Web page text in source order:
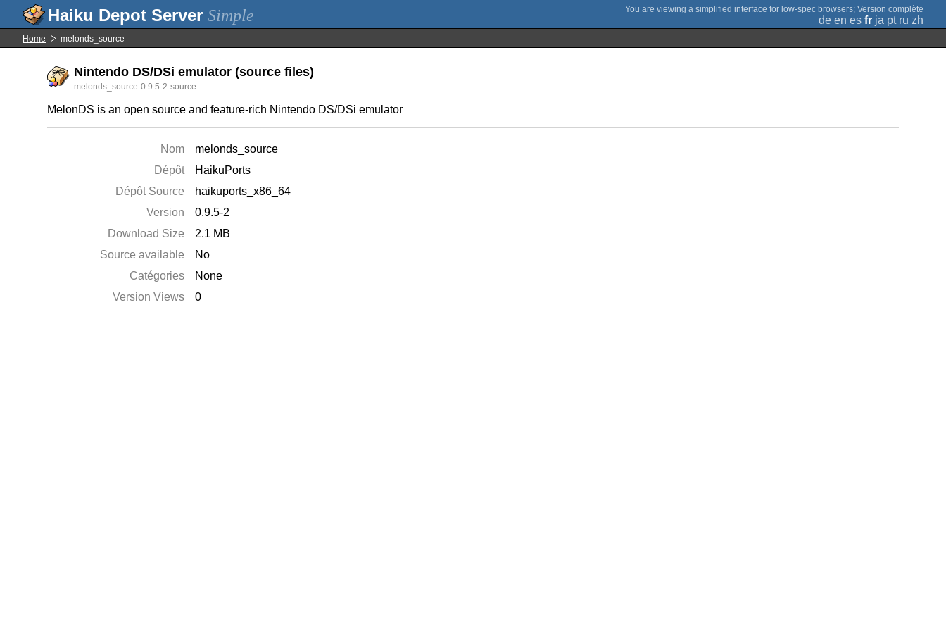
Simple ; Version complète
de en es fr ja pt ru zh
Home melonds_source
Nintendo DS/DSi emulator (source files)
melonds_source-0.9.5-2-source
MelonDS is an open source and feature-rich Nintendo DS/DSi emulator
Nom
melonds_source
Dépôt
HaikuPorts
Dépôt Source
haikuports_x86_64
Version
0.9.5-2
Download Size
2.1 MB
Source available
No
Catégories
None
Version Views
0